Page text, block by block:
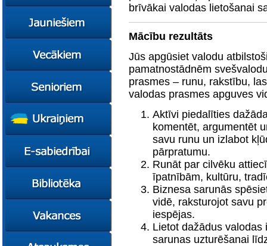
konsultācijas
mentori
Konkursi
pedagogiem
Mācies
eksperimentējot
konsultācijas
Pašvaldības atbalsts
Resursi
STEM junioriem
eksperimentējot
Digitāli klimatam
FasTracKids
Empower65
Kursi
brīvākai valodas lietošanai
Mācību rezultāts
Jūs apgūsiet valodu
pamatnostādnēm
prasmes – runu, rakstību,
valodas prasmes apguves
Aktīvi piedalīties
komentēt, argumentēt
savu runu un izlabot
pārpratumu.
Runāt par cilvēku
īpatnībām, kultūru,
Biznesa sarunās
vidē, raksturojot savu
iespējas.
Lietot dažādus
sarunas uzturēšanai